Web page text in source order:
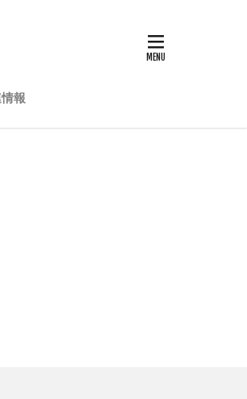
報